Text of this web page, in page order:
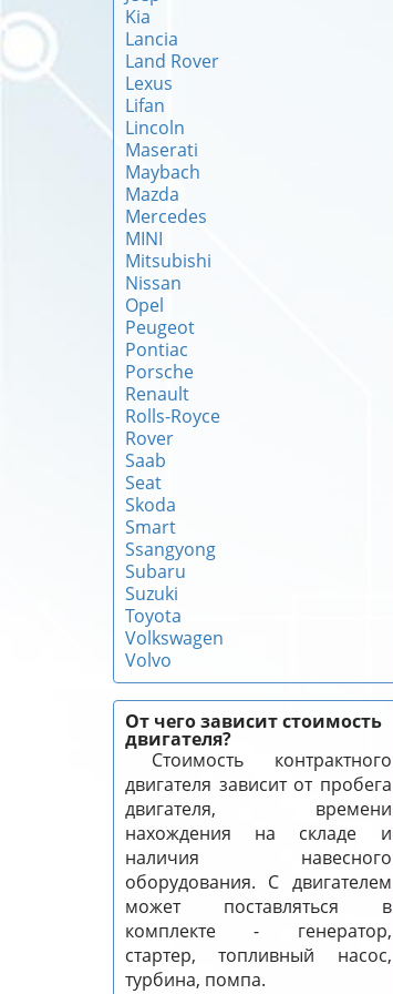
Kia
Lancia
Land Rover
Lexus
Lifan
Lincoln
Maserati
Maybach
Mazda
Mercedes
MINI
Mitsubishi
Nissan
Opel
Peugeot
Pontiac
Porsche
Renault
Rolls-Royce
Rover
Saab
Seat
Skoda
Smart
Ssangyong
Subaru
Suzuki
Toyota
Volkswagen
Volvo
От чего зависит стоимость
двигателя?
Стоимость контрактного
двигателя зависит от пробега
двигателя, времени
нахождения на складе и
наличия навесного
оборудования. С двигателем
может поставляться в
комплекте - генератор,
стартер, топливный насос,
турбина, помпа.